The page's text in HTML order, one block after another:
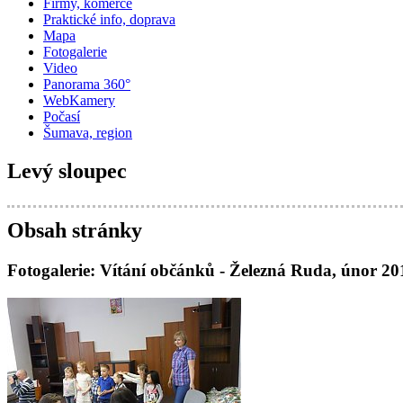
Firmy, komerce
Praktické info, doprava
Mapa
Fotogalerie
Video
Panorama 360°
WebKamery
Počasí
Šumava, region
Levý sloupec
Obsah stránky
Fotogalerie: Vítání občánků - Železná Ruda, únor